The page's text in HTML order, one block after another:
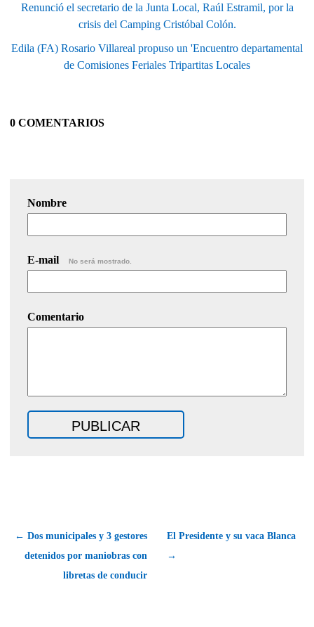
Renunció el secretario de la Junta Local, Raúl Estramil, por la
crisis del Camping Cristóbal Colón.
Edila (FA) Rosario Villareal propuso un 'Encuentro departamental
de Comisiones Feriales Tripartitas Locales
0 COMENTARIOS
Nombre
E-mail No será mostrado.
Comentario
← Dos municipales y 3 gestores
detenidos por maniobras con
libretas de conducir
El Presidente y su vaca Blanca
→